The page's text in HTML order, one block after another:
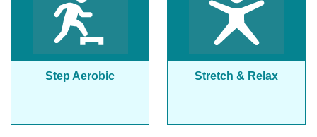
Step Aerobic Stretch & Relax